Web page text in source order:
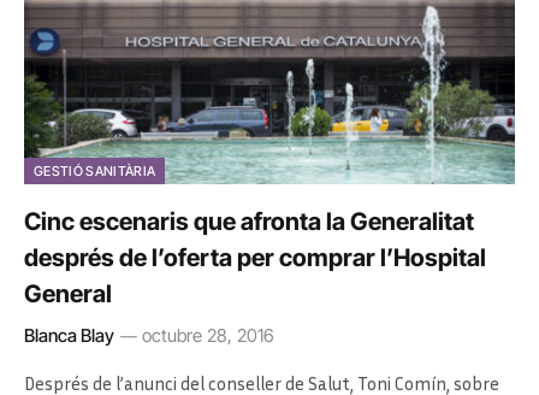
GESTIÓ SANITÀRIA
Cinc escenaris que afronta la Generalitat
després de l’oferta per comprar l’Hospital
General
Blanca Blay octubre 28, 2016
Després de l’anunci del conseller de Salut, Toni Comín, sobre